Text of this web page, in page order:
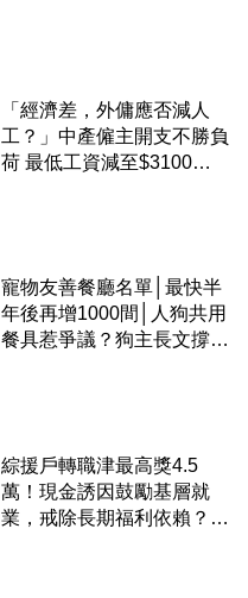
「經濟差，外傭應否減人
工？」中產僱主開支不勝負
荷 最低工資減至$3100蚊
寵物友善餐廳名單│最快半
年後再增1000間│人狗共用
餐具惹爭議？狗主長文撐
綜援戶轉職津最高獎4.5
萬！現金誘因鼓勵基層就
業，戒除長期福利依賴？鄧